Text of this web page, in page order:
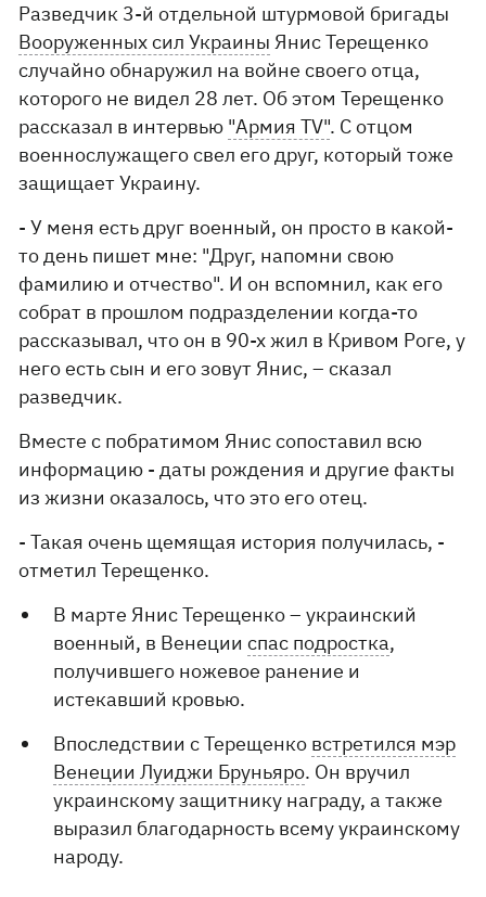
Разведчик 3-й отдельной штурмовой бригады
Вооруженных сил Украины Янис Терещенко
случайно обнаружил на войне своего отца,
которого не видел 28 лет. Об этом Терещенко
рассказал в интервью "Армия TV". С отцом
военнослужащего свел его друг, который тоже
защищает Украину.
- У меня есть друг военный, он просто в какой-
то день пишет мне: "Друг, напомни свою
фамилию и отчество". И он вспомнил, как его
собрат в прошлом подразделении когда-то
рассказывал, что он в 90-х жил в Кривом Роге, у
него есть сын и его зовут Янис, – сказал
разведчик.
Вместе с побратимом Янис сопоставил всю
информацию - даты рождения и другие факты
из жизни оказалось, что это его отец.
- Такая очень щемящая история получилась, -
отметил Терещенко.
В марте Янис Терещенко – украинский
военный, в Венецииспас подростка,
получившего ножевое ранение и
истекавший кровью.
Впоследствии с Терещенко встретился мэр
Венеции Луиджи Бруньяро. Он вручил
украинскому защитнику награду, а также
выразил благодарность всему украинскому
народу.